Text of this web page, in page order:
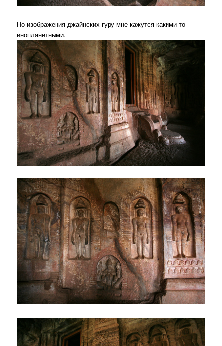
Но изображения джайнских гуру мне кажутся какими-то
инопланетными.